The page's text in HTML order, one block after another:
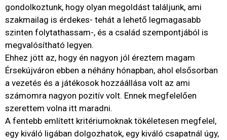
gondolkoztunk, hogy olyan megoldást találjunk, ami
szakmailag is érdekes- tehát a lehető legmagasabb
szinten folytathassam-, és a család szempontjából is
megvalósítható legyen.
Ehhez jött az, hogy én nagyon jól éreztem magam
Érsekújváron ebben a néhány hónapban, ahol elsősorban
a vezetés és a játékosok hozzáállása volt az ami
számomra nagyon pozitív volt. Ennek megfelelően
szerettem volna itt maradni.
A fentebb említett kritériumoknak tökéletesen megfelel,
egy kiváló ligában dolgozhatok, egy kiváló csapatnál úgy,